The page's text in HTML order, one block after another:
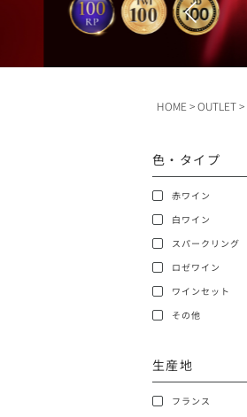
HOME OUTLET
色・タイプ
赤ワイン
白ワイン
スパークリング
ロゼワイン
ワインセット
その他
生産地
フランス